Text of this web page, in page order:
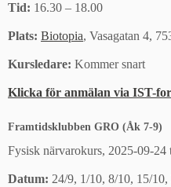
Tid: 16.30 – 18.00
Plats: Biotopia, Vasagatan 4,
Kursledare: Kommer snart
Klicka för anmälan via IST-
Framtidsklubben GRO (Åk 7-9)
Fysisk närvarokurs, 2025-09-
Datum: 24/9, 1/10, 8/10, 15/